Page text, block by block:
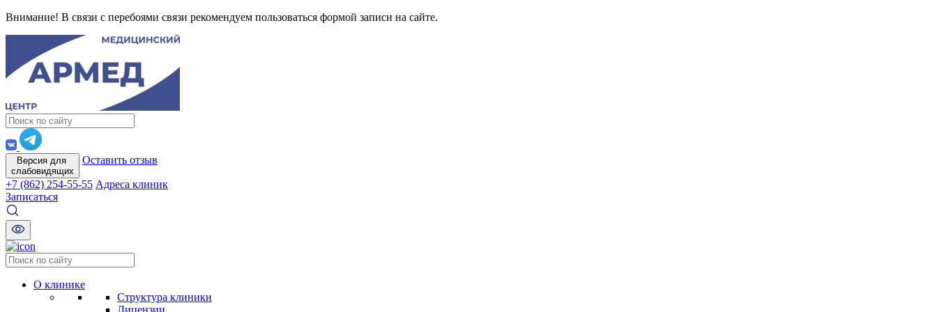
Внимание! В связи с перебоями связи рекомендуем пользоваться формой записи на сайте.
Версия для
слабовидящих
Оставить отзыв
+7 (862) 254-55-55 Адреса клиник
Записаться
О клинике
Структура клиники
Лицензии